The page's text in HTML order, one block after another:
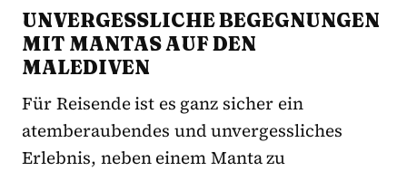
UNVERGESSLICHE BEGEGNUNGEN
MIT MANTAS AUF DEN
MALEDIVEN
Für Reisende ist es ganz sicher ein
atemberaubendes und unvergessliches
Erlebnis, neben einem Manta zu